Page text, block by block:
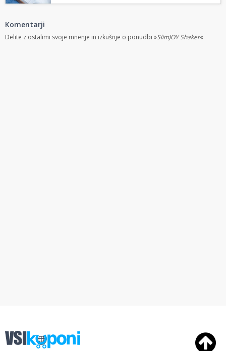
Komentarji
Delite z ostalimi svoje mnenje in izkušnje o ponudbi »SlimJOY Shaker«